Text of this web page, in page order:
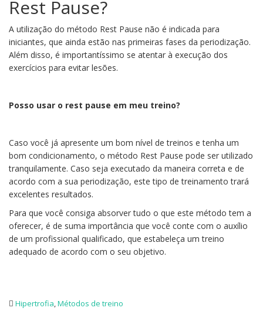
Rest Pause?
A utilização do método Rest Pause não é indicada para
iniciantes, que ainda estão nas primeiras fases da periodização.
Além disso, é importantíssimo se atentar à execução dos
exercícios para evitar lesões.
Posso usar o rest pause em meu treino?
Caso você já apresente um bom nível de treinos e tenha um
bom condicionamento, o método Rest Pause pode ser utilizado
tranquilamente. Caso seja executado da maneira correta e de
acordo com a sua periodização, este tipo de treinamento trará
excelentes resultados.
Para que você consiga absorver tudo o que este método tem a
oferecer, é de suma importância que você conte com o auxílio
de um profissional qualificado, que estabeleça um treino
adequado de acordo com o seu objetivo.
Hipertrofia,Métodos de treino